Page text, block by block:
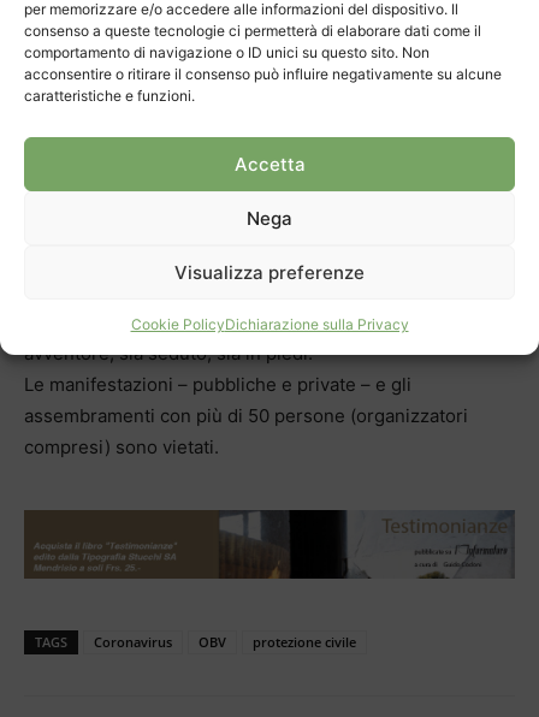
per memorizzare e/o accedere alle informazioni del dispositivo. Il
consenso a queste tecnologie ci permetterà di elaborare dati come il
comportamento di navigazione o ID unici su questo sito. Non
acconsentire o ritirare il consenso può influire negativamente su alcune
caratteristiche e funzioni.
Accetta
Nega
Visualizza preferenze
Cookie PolicyDichiarazione sulla Privacy
sanitario in Ticino.
I trasporti pubblici verso l’Italia sono fortemente
ridimensionati; rimangono in attività quelli essenziali per i
lavoratori.
Gli esercizi alberghieri e della ristorazione che
dispongono di un’autorizzazione alla gerenza per un
numero superiore a 50 persone possono continuare a
esercitare a condizione di non accogliere
contemporaneamente più di cinquanta persone
(personale incluso) e sono invitati a garantire norme
igieniche accresciute e di distanza sociale fra ogni
avventore, sia seduto, sia in piedi.
Le manifestazioni – pubbliche e private – e gli
assembramenti con più di 50 persone (organizzatori
compresi) sono vietati.
TAGS Coronavirus OBV protezione civile